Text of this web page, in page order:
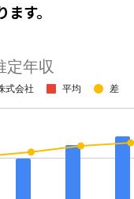
す。